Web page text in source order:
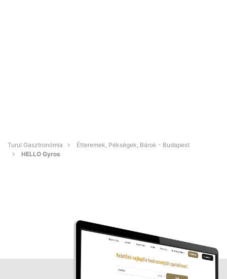
Turul Gasztronómia
Étteremek, Pékségek, Bárok - Budapest
HELLO Gyros